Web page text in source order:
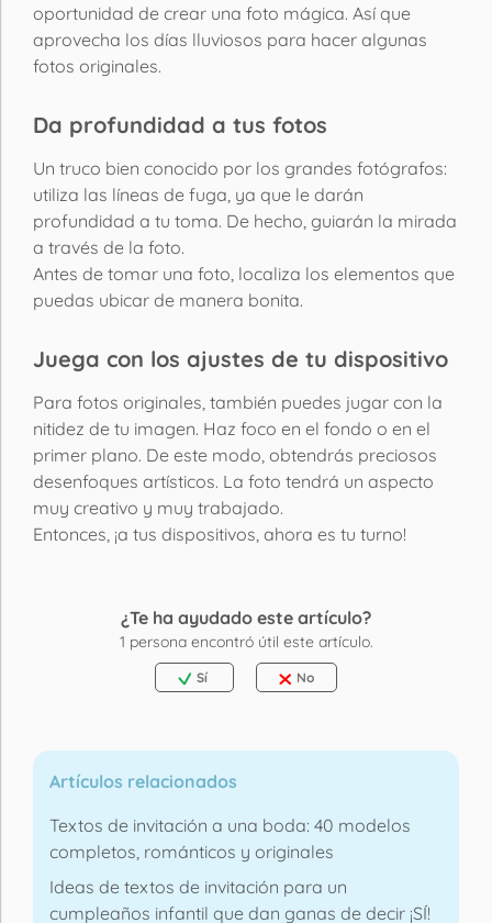
oportunidad de crear una foto mágica. Así que
aprovecha los días lluviosos para hacer algunas
fotos originales.
Da profundidad a tus fotos
Un truco bien conocido por los grandes fotógrafos:
utiliza las líneas de fuga, ya que le darán
profundidad a tu toma. De hecho, guiarán la mirada
a través de la foto.
Antes de tomar una foto, localiza los elementos que
puedas ubicar de manera bonita.
Juega con los ajustes de tu dispositivo
Para fotos originales, también puedes jugar con la
nitidez de tu imagen. Haz foco en el fondo o en el
primer plano. De este modo, obtendrás preciosos
desenfoques artísticos. La foto tendrá un aspecto
muy creativo y muy trabajado.
Entonces, ¡a tus dispositivos, ahora es tu turno!
¿Te ha ayudado este artículo?
1 persona encontró útil este artículo.
Sí No
Artículos relacionados
Textos de invitación a una boda: 40 modelos
completos, románticos y originales
Ideas de textos de invitación para un
cumpleaños infantil que dan ganas de decir ¡SÍ!